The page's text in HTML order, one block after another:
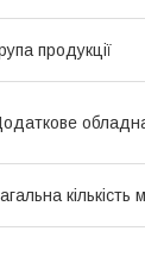
продукції